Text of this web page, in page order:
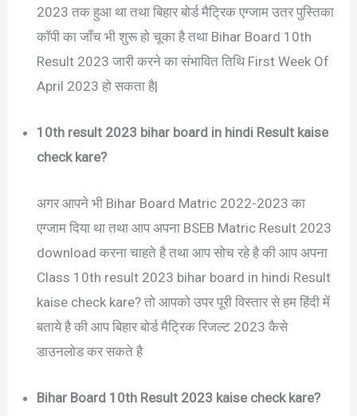
2023 तक हुआ था तथा बिहार बोर्ड मैट्रिक एग्जाम उतर पुस्तिका
कॉपी का जाँच भी शुरू हो चूका है तथा Bihar Board 10th
Result 2023 जारी करने का संभावित तिथि First Week Of
April 2023 हो सकता है|
10th result 2023 bihar board in hindi Result kaise
check kare?
अगर आपने भी Bihar Board Matric 2022-2023 का
एग्जाम दिया था तथा आप अपना BSEB Matric Result 2023
download करना चाहते है तथा आप सोच रहे है की आप अपना
Class 10th result 2023 bihar board in hindi Result
kaise check kare? तो आपको उपर पूरी विस्तार से हम हिंदी में
बताये है की आप बिहार बोर्ड मैट्रिक रिजल्ट 2023 कैसे
डाउनलोड कर सकते है
Bihar Board 10th Result 2023 kaise check kare?